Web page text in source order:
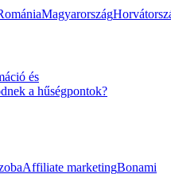
Magyarország
és
a hűségpontok?
Affiliate marketingBonami